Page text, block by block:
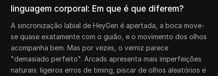
linguagem corporal: Em que é que diferem?
A sincronização labial de HeyGen é apertada, a boca move-
se quase exatamente com o guião, e o movimento dos olhos
acompanha bem. Mas por vezes, o verniz parece
"demasiado perfeito". Arcads apresenta mais imperfeições
naturais: ligeiros erros de timing, piscar de olhos aleatórios e